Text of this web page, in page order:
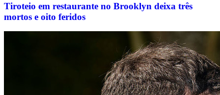
Tiroteio em restaurante no Brooklyn deixa três
mortos e oito feridos